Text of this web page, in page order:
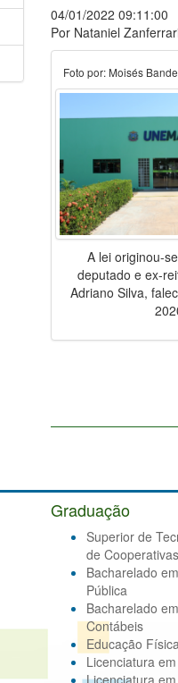
04/01/2022 09:11:00
Por Nataniel
Foto por: Moisés
A lei originou-
deputado e ex-
Adriano Silva,
Graduação
Superior de
de Cooperativas
Bacharelado
Pública
Bacharelado
Contábeis
Educação
Licenciatura